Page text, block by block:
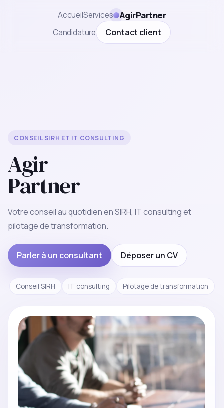
AccueilServices AgirPartner
Candidature Contact client
CONSEIL SIRH ET IT CONSULTING
Agir
Partner
Votre conseil au quotidien en SIRH, IT consulting et
pilotage de transformation.
Parler à un consultant Déposer un CV
Conseil SIRH IT consulting Pilotage de transformation